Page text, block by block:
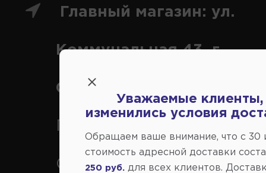
Главный магазин: ул.
Коммунальная 43, г.
Симферополь
Симферополь
Уважаемые клиенты,
изменились условия
Обращаем ваше внимание, что c 30
стоимость адресной доставки
250 руб.
для всех клиентов.